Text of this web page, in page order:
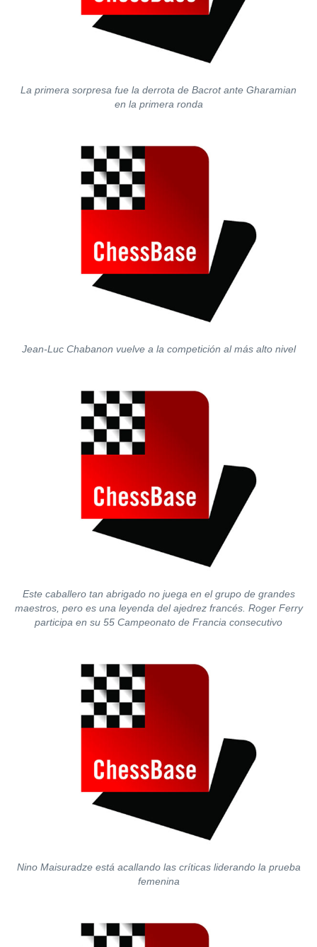
La primera sorpresa fue la derrota de Bacrot ante Gharamian
en la primera ronda
Jean-Luc Chabanon vuelve a la competición al más alto nivel
Este caballero tan abrigado no juega en el grupo de grandes
maestros, pero es una leyenda del ajedrez francés. Roger Ferry
participa en su 55 Campeonato de Francia consecutivo
Nino Maisuradze está acallando las críticas liderando la prueba
femenina